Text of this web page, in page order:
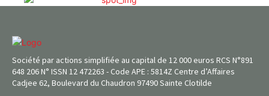
Société par actions simplifiée au capital de 12 000 euros RCS N°891
648 206 N° ISSN 12 472263 - Code APE : 5814Z Centre d’Affaires
Cadjee 62, Boulevard du Chaudron 97490 Sainte Clotilde